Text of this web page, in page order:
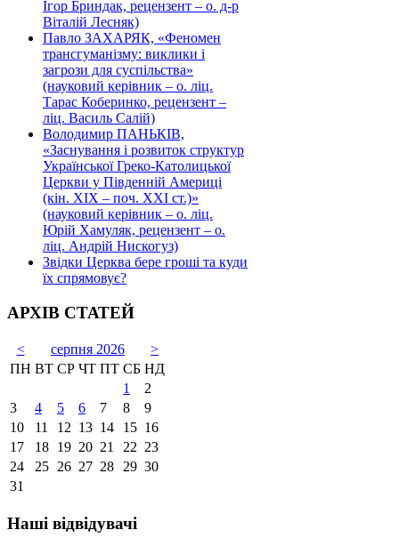
Ігор Бриндак, рецензент – о. д-р
Віталій Лесняк)
Павло ЗАХАРЯК, «Феномен
трансгуманізму: виклики і
загрози для суспільства»
(науковий керівник – о. ліц.
Тарас Коберинко, рецензент –
ліц. Василь Салій)
Володимир ПАНЬКІВ,
«Заснування і розвиток структур
Української Греко-Католицької
Церкви у Південній Америці
(кін. ХІХ – поч. ХХІ ст.)»
(науковий керівник – о. ліц.
Юрій Хамуляк, рецензент – о.
ліц. Андрій Нискогуз)
Звідки Церква бере гроші та куди
їх спрямовує?
АРХІВ СТАТЕЙ
< серпня 2026
>
ПН ВТ СР ЧТ ПТ СБ НД
1
2
3
4 5 6 7 8
9
10
11 12 13 14 15 16
17
18 19 20 21 22 23
24
25 26 27 28 29 30
31
Наші відвідувачі